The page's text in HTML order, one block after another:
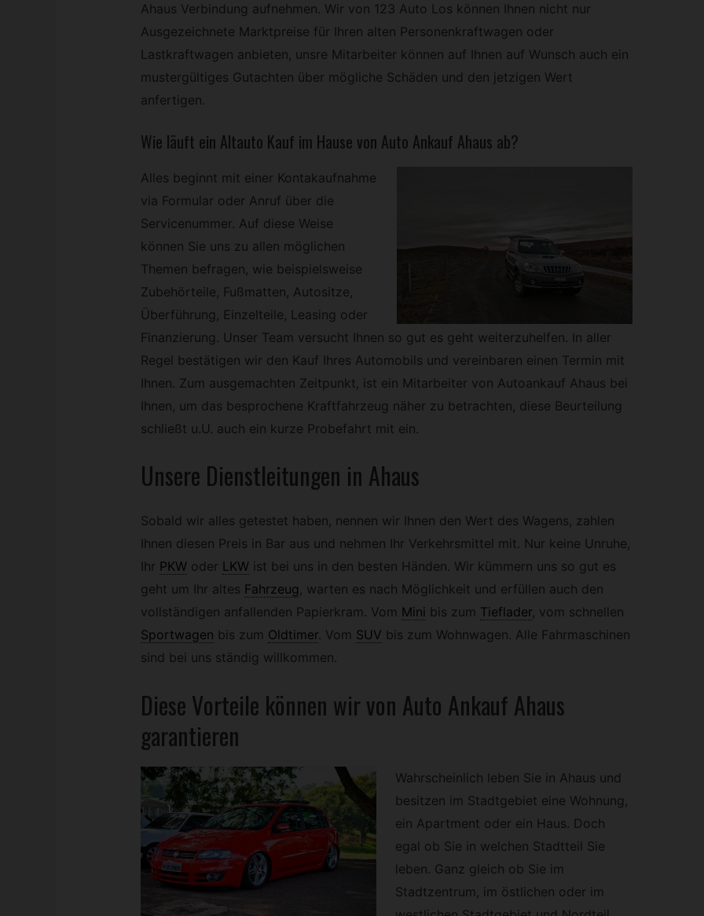
Ahaus Verbindung aufnehmen. Wir von 123 Auto Los können Ihnen nicht nur
Ausgezeichnete Marktpreise für Ihren alten Personenkraftwagen oder
Lastkraftwagen anbieten, unsre Mitarbeiter können auf Ihnen auf Wunsch auch ein
mustergültiges Gutachten über mögliche Schäden und den jetzigen Wert
anfertigen.
Wie läuft ein Altauto Kauf im Hause von Auto Ankauf Ahaus ab?
Alles beginnt mit einer Kontakaufnahme
via Formular oder Anruf über die
Servicenummer. Auf diese Weise
können Sie uns zu allen möglichen
Themen befragen, wie beispielsweise
Zubehörteile, Fußmatten, Autositze,
Überführung, Einzelteile, Leasing oder
Finanzierung. Unser Team versucht Ihnen so gut es geht weiterzuhelfen. In aller
Regel bestätigen wir den Kauf Ihres Automobils und vereinbaren einen Termin mit
Ihnen. Zum ausgemachten Zeitpunkt, ist ein Mitarbeiter von Autoankauf Ahaus bei
Ihnen, um das besprochene Kraftfahrzeug näher zu betrachten, diese Beurteilung
schließt u.U. auch ein kurze Probefahrt mit ein.
Unsere Dienstleitungen in Ahaus
Sobald wir alles getestet haben, nennen wir Ihnen den Wert des Wagens, zahlen
Ihnen diesen Preis in Bar aus und nehmen Ihr Verkehrsmittel mit. Nur keine Unruhe,
Ihr PKW oder LKW ist bei uns in den besten Händen. Wir kümmern uns so gut es
geht um Ihr altes Fahrzeug , warten es nach Möglichkeit und erfüllen auch den
vollständigen anfallenden Papierkram. Vom Mini bis zum Tieflader, vom schnellen
Sportwagen bis zum Oldtimer. Vom SUV bis zum Wohnwagen. Alle Fahrmaschinen
sind bei uns ständig willkommen.
Diese Vorteile können wir von Auto Ankauf Ahaus
garantieren
Wahrscheinlich leben Sie in Ahaus und
besitzen im Stadtgebiet eine Wohnung,
ein Apartment oder ein Haus. Doch
egal ob Sie in welchen Stadtteil Sie
leben. Ganz gleich ob Sie im
Stadtzentrum, im östlichen oder im